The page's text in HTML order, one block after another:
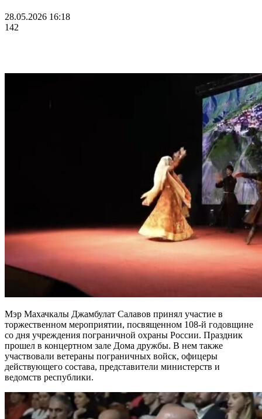
28.05.2026 16:18
142
Мэр Махачкалы Джамбулат Салавов принял участие в
торжественном мероприятии, посвященном 108-й годовщине
со дня учреждения пограничной охраны России. Праздник
прошел в концертном зале Дома дружбы. В нем также
участвовали ветераны пограничных войск, офицеры
действующего состава, представители министерств и
ведомств республики.